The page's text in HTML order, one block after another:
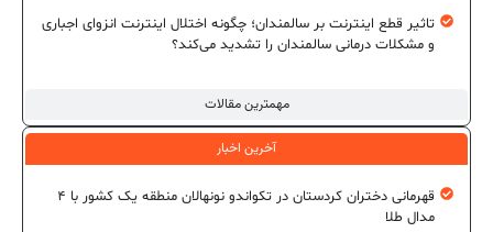
مهمترین مقالات
تاثیر قطع اینترنت بر سالمندان؛ چگونه اختلال اینترنت انزوای اجباری
و مشکلات درمانی سالمندان را تشدید می‌کند؟
آخرین اخبار
قهرمانی دختران کردستان در تکواندو نونهالان منطقه یک کشور با ۴
مدال طلا